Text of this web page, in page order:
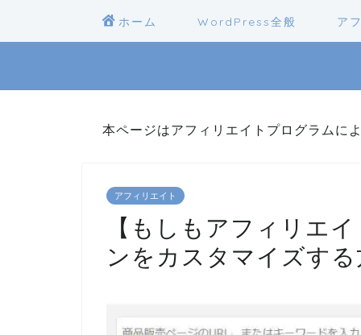
ホーム WordPress全般 ア
本ページはアフィリエイトプログラムに
アフィリエイト
【もしもアフィリエ
ンをカスタマイズする